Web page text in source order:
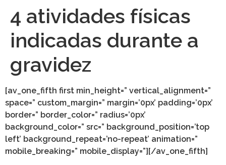
4 atividades físicas
indicadas durante a
gravidez
[av_one_fifth first min_height=” vertical_alignment=”
space=” custom_margin=” margin=’0px’ padding=’0px’
border=” border_color=” radius=’0px’
background_color=” src=” background_position=’top
left’ background_repeat=’no-repeat’ animation=”
mobile_breaking=” mobile_display=”][/av_one_fifth]